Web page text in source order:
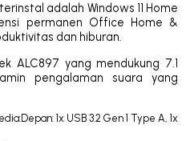
adalah Windows 11 Home
permanen Office Home &
dan hiburan.
ALC897 yang mendukung 7.1
pengalaman suara yang
1x USB 3.2 Gen 1 Type A, 1x